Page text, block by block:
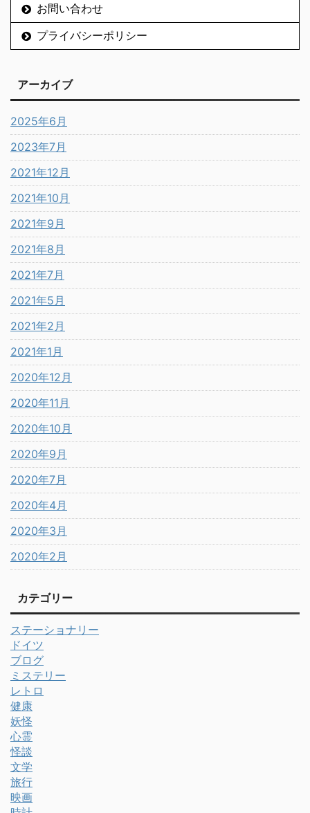
お問い合わせ
プライバシーポリシー
アーカイブ
2025年6月
2023年7月
2021年12月
2021年10月
2021年9月
2021年8月
2021年7月
2021年5月
2021年2月
2021年1月
2020年12月
2020年11月
2020年10月
2020年9月
2020年7月
2020年4月
2020年3月
2020年2月
カテゴリー
ステーショナリー
ドイツ
ブログ
ミステリー
レトロ
健康
妖怪
心霊
怪談
文学
旅行
映画